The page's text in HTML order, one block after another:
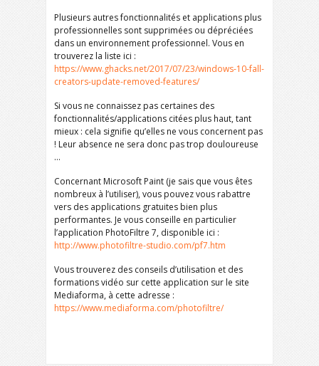
Plusieurs autres fonctionnalités et applications plus
professionnelles sont supprimées ou dépréciées
dans un environnement professionnel. Vous en
trouverez la liste ici :
https://www.ghacks.net/2017/07/23/windows-10-fall-
creators-update-removed-features/
Si vous ne connaissez pas certaines des
fonctionnalités/applications citées plus haut, tant
mieux : cela signifie qu’elles ne vous concernent pas
! Leur absence ne sera donc pas trop douloureuse
…
Concernant Microsoft Paint (je sais que vous êtes
nombreux à l’utiliser), vous pouvez vous rabattre
vers des applications gratuites bien plus
performantes. Je vous conseille en particulier
l’application PhotoFiltre 7, disponible ici :
http://www.photofiltre-studio.com/pf7.htm
Vous trouverez des conseils d’utilisation et des
formations vidéo sur cette application sur le site
Mediaforma, à cette adresse :
https://www.mediaforma.com/photofiltre/